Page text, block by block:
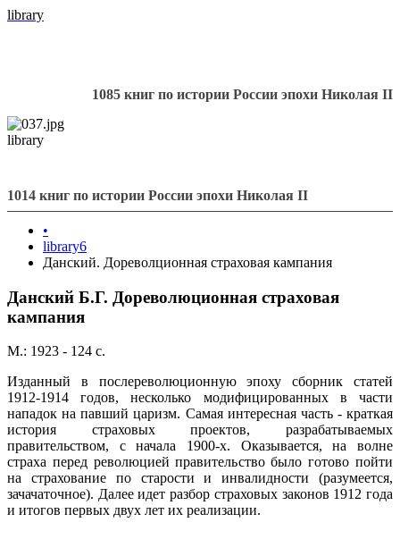
library
1085 книг по истории России эпохи Николая II
library
1014 книг по истории России эпохи Николая II
•
library6
Данский. Дореволционная страховая кампания
Данский Б.Г. Дореволюционная страховая
кампания
М.: 1923 - 124 с.
Изданный в послереволюционную эпоху сборник статей
1912-1914 годов, несколько модифицированных в части
нападок на павший царизм. Самая интересная часть - краткая
история страховых проектов, разрабатываемых
правительством, с начала 1900-х. Оказывается, на волне
страха перед революцией правительство было готово пойти
на страхование по старости и инвалидности (разумеется,
зачачаточное). Далее идет разбор страховых законов 1912 года
и итогов первых двух лет их реализации.